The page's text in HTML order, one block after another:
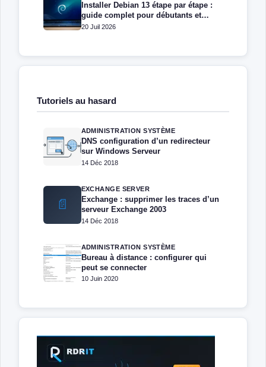
Installer Debian 13 étape par étape :
guide complet pour débutants et
administrateurs
20 Juil 2026
Tutoriels au hasard
ADMINISTRATION SYSTÈME
DNS configuration d’un redirecteur
sur Windows Serveur
14 Déc 2018
📄
EXCHANGE SERVER
Exchange : supprimer les traces d’un
serveur Exchange 2003
14 Déc 2018
ADMINISTRATION SYSTÈME
Bureau à distance : configurer qui
peut se connecter
10 Juin 2020